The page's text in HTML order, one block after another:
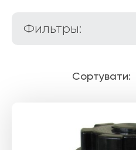
Фильтры:
Сортувати: